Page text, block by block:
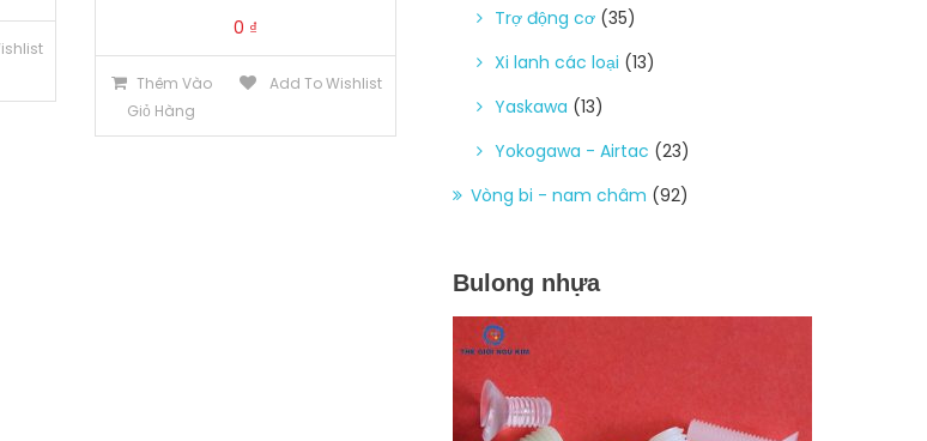
0 ₫
Thêm Vào
Giỏ Hàng
Add To Wishlist
Trợ động cơ (35)
Xi lanh các loại (13)
Yaskawa (13)
Yokogawa - Airtac (23)
Vòng bi - nam châm (92)
Bulong nhựa